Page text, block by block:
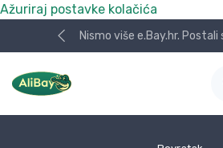
Ažuriraj postavke kolačića
Nismo više e.Bay.hr. Postali